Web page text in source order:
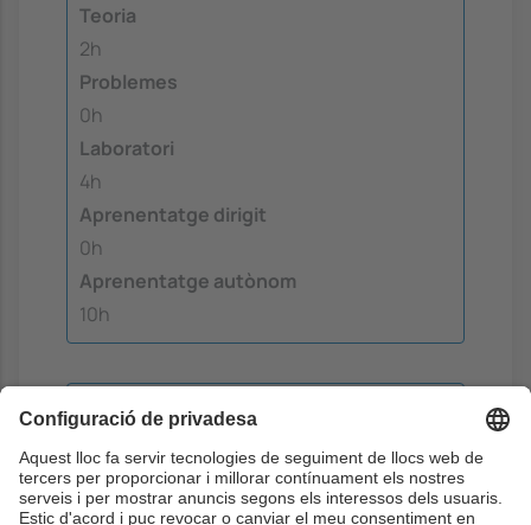
Teoria
2h
Problemes
0h
Laboratori
4h
Aprenentatge dirigit
0h
Aprenentatge autònom
10h
Aprenentatge curricular i
jerarquic